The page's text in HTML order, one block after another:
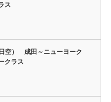
ス
空） 成田～ニューヨーク
クラス